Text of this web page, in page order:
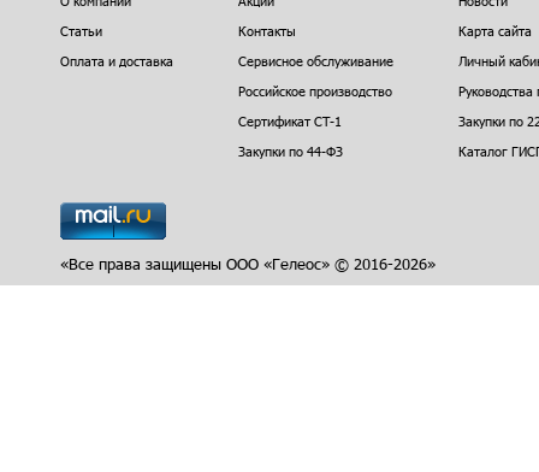
Статьи
Оплата и доставка
Контакты
Сервисное обслуживание
Российское производство
Сертификат СТ-1
Закупки по 44-ФЗ
Карта сайта
Личный
Закупки по
Каталог
«Все права защищены ООО «Гелеос» © 2016-2026»